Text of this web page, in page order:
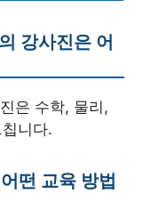
강사진은 어
은 수학, 물리,
니다.
떤 교육 방법